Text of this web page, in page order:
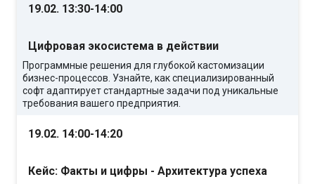
19.02. 13:30-14:00
Цифровая экосистема в действии
Программные решения для глубокой кастомизации
бизнес-процессов. Узнайте, как специализированный
софт адаптирует стандартные задачи под уникальные
требования вашего предприятия.
19.02. 14:00-14:20
Кейс: Факты и цифры - Архитектура успеха